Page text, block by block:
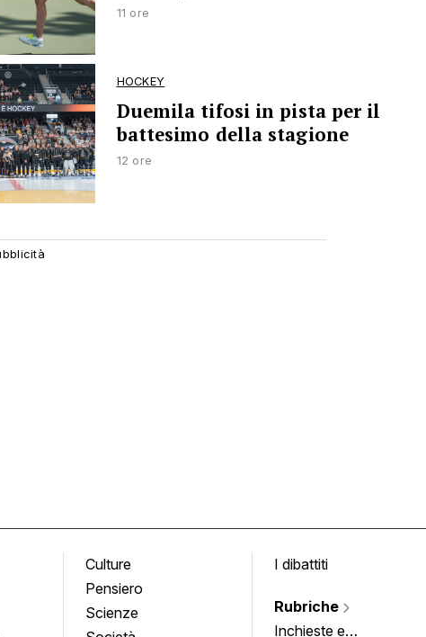
11 ore
HOCKEY
Duemila tifosi in pista per il
battesimo della stagione
12 ore
Culture
Pensiero
Scienze
I dibattiti
Rubriche
Inchieste e